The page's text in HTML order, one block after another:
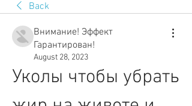
Back
Внимание! Эффект
Гарантирован!
August 28, 2023
Уколы чтобы убрать